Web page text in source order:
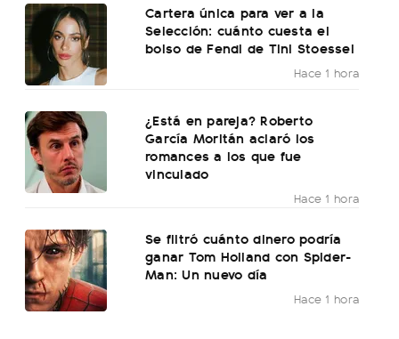
Cartera única para ver a la
Selección: cuánto cuesta el
bolso de Fendi de Tini Stoessel
Hace 1 hora
¿Está en pareja? Roberto
García Moritán aclaró los
romances a los que fue
vinculado
Hace 1 hora
Se filtró cuánto dinero podría
ganar Tom Holland con Spider-
Man: Un nuevo día
Hace 1 hora